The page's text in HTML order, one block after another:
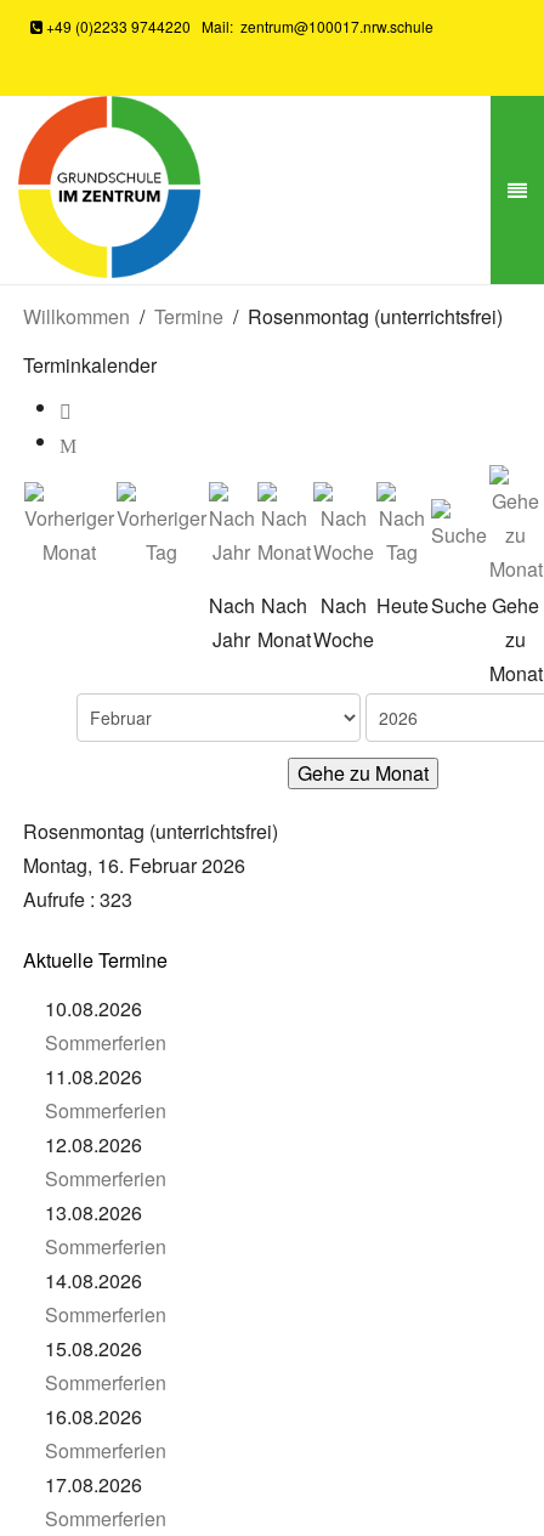
+49 (0)2233 9744220 Mail: zentrum@100017.nrw.schule
Willkommen Termine
Rosenmontag (unterrichtsfrei)
Terminkalender
Nach
Jahr
Nach
Monat
Nach
Woche
HeuteSucheGehe
zu
Monat
Gehe zu Monat
Rosenmontag (unterrichtsfrei)
Montag, 16. Februar 2026
Aufrufe: 323
Aktuelle Termine
10.08.2026
Sommerferien
11.08.2026
Sommerferien
12.08.2026
Sommerferien
13.08.2026
Sommerferien
14.08.2026
Sommerferien
15.08.2026
Sommerferien
16.08.2026
Sommerferien
17.08.2026
Sommerferien